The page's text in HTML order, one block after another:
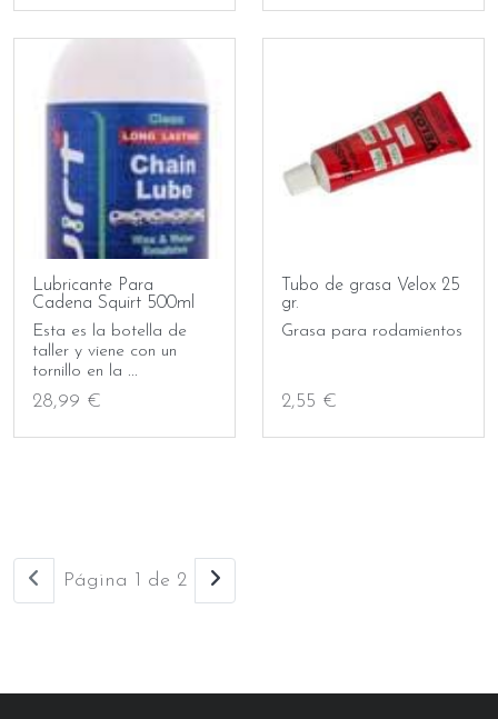
Lubricante Para
Cadena Squirt 500ml
Esta es la botella de
taller y viene con un
tornillo en la ...
28,99 €
Tubo de grasa Velox 25
gr.
Grasa para rodamientos
2,55 €
Página 1 de 2